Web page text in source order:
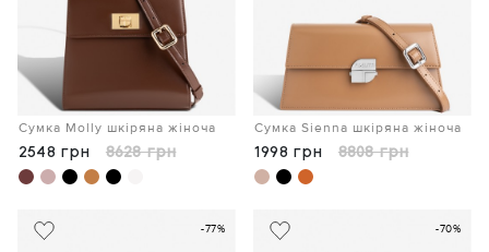
Сумка Molly шкіряна жіноча
2548 грн 8628 грн
Сумка Sienna шкіряна жіноча
1998 грн 8808 грн
-77% -70%